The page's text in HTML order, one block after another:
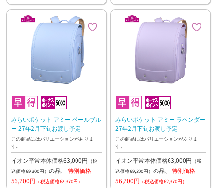
みらいポケット アミー ペールブル
ー 27年2月下旬お渡し予定
この商品にはバリエーションがありま
す。
イオン平常本体価格63,000円 （税
込価格69,300円） の品、 特別価格
56,700円 （税込価格62,370円）
みらいポケット アミー ラベンダー
27年2月下旬お渡し予定
この商品にはバリエーションがありま
す。
イオン平常本体価格63,000円 （税
込価格69,300円） の品、 特別価格
56,700円 （税込価格62,370円）